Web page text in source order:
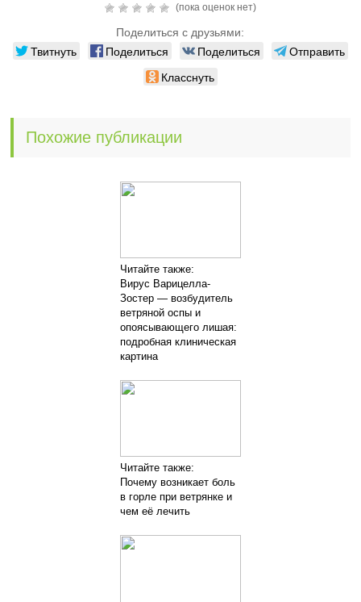
(пока оценок нет)
Поделиться с друзьями:
Твитнуть Поделиться Поделиться
Отправить
Класснуть
Похожие публикации
Читайте также:
Вирус Варицелла-
Зостер — возбудитель
ветряной оспы и
опоясывающего лишая:
подробная клиническая
картина
Читайте также:
Почему возникает боль
в горле при ветрянке и
чем её лечить